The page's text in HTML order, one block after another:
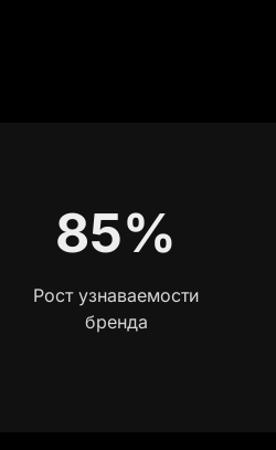
85%
Рост узнаваемости
бренда